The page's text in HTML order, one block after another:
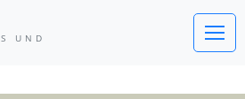
Tipps und
UND